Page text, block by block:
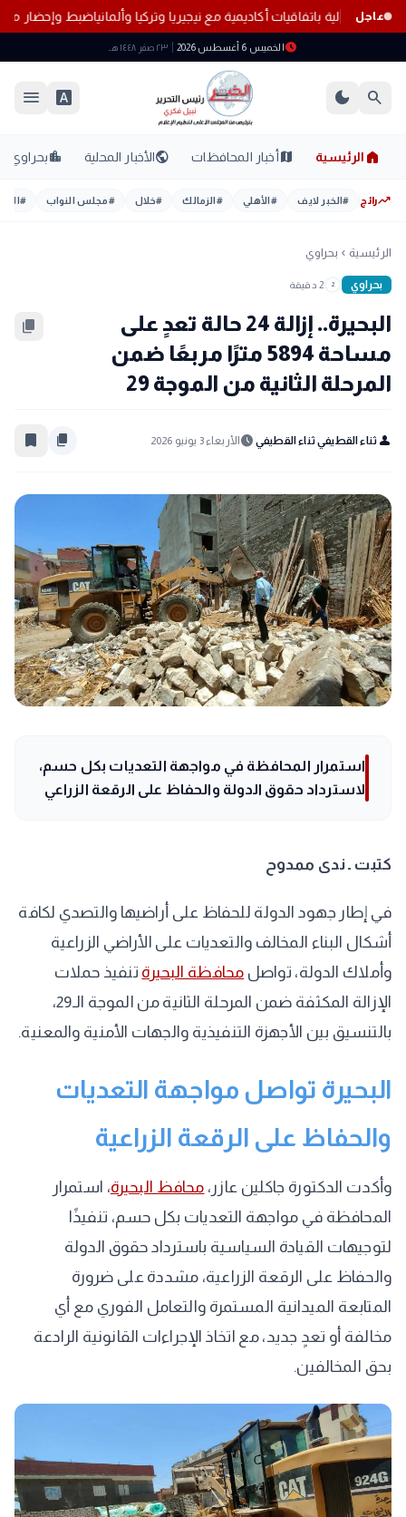
عاجلالدولية باتفاقيات أكاديمية مع نيجيريا وتركيا وألمانياضبط وإحضار
scheduleالخميس 6 أغسطس 2026 ٢٣ صفر ١٤٤٨ هـ
search
dark_mode
font_download
menu
home الرئيسية mapأخبار المحافظات publicالأخبار المحلية location_cityبحراوي
trending_upرائج #الخبر لايف #الأهلي #الزمالك #خلال #مجلس النواب #
الرئيسية chevron_left بحراوي
بحراوي 2 2 دقيقة
البحيرة.. إزالة 24 حالة تعدٍ على
مساحة 5894 مترًا مربعًا ضمن
المرحلة الثانية من الموجة 29
content_copy
person ثناء القطيفي ثناء القطيفي schedule الأربعاء 3 يونيو 2026 content_copy
bookmark_border
استمرار المحافظة في مواجهة التعديات بكل حسم،
لاسترداد حقوق الدولة والحفاظ على الرقعة الزراعي
كتبت ـ ندى ممدوح
في إطار جهود الدولة للحفاظ على أراضيها والتصدي لكافة
أشكال البناء المخالف والتعديات على الأراضي الزراعية
وأملاك الدولة، تواصل محافظة البحيرة تنفيذ حملات
الإزالة المكثفة ضمن المرحلة الثانية من الموجة الـ29،
بالتنسيق بين الأجهزة التنفيذية والجهات الأمنية والمعنية.
البحيرة تواصل مواجهة التعديات
والحفاظ على الرقعة الزراعية
وأكدت الدكتورة جاكلين عازر، محافظ البحيرة، استمرار
المحافظة في مواجهة التعديات بكل حسم، تنفيذًا
لتوجيهات القيادة السياسية باسترداد حقوق الدولة
والحفاظ على الرقعة الزراعية، مشددة على ضرورة
المتابعة الميدانية المستمرة والتعامل الفوري مع أي
مخالفة أو تعدٍ جديد، مع اتخاذ الإجراءات القانونية الرادعة
بحق المخالفين.